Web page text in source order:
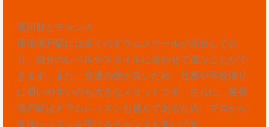
選択肢とチャンス
尾張瀬戸駅には多くのドラムスクールが点在してお
り、自分のレベルやスタイルに合わせて選ぶことがで
きます。また、交通の便が良いため、仕事や学校帰り
に通いやすいのも大きなメリットです。さらに、尾張
瀬戸駅はドラムレッスンも盛んであるため、プロから
直接レッスンを受けるチャンスも多いです。